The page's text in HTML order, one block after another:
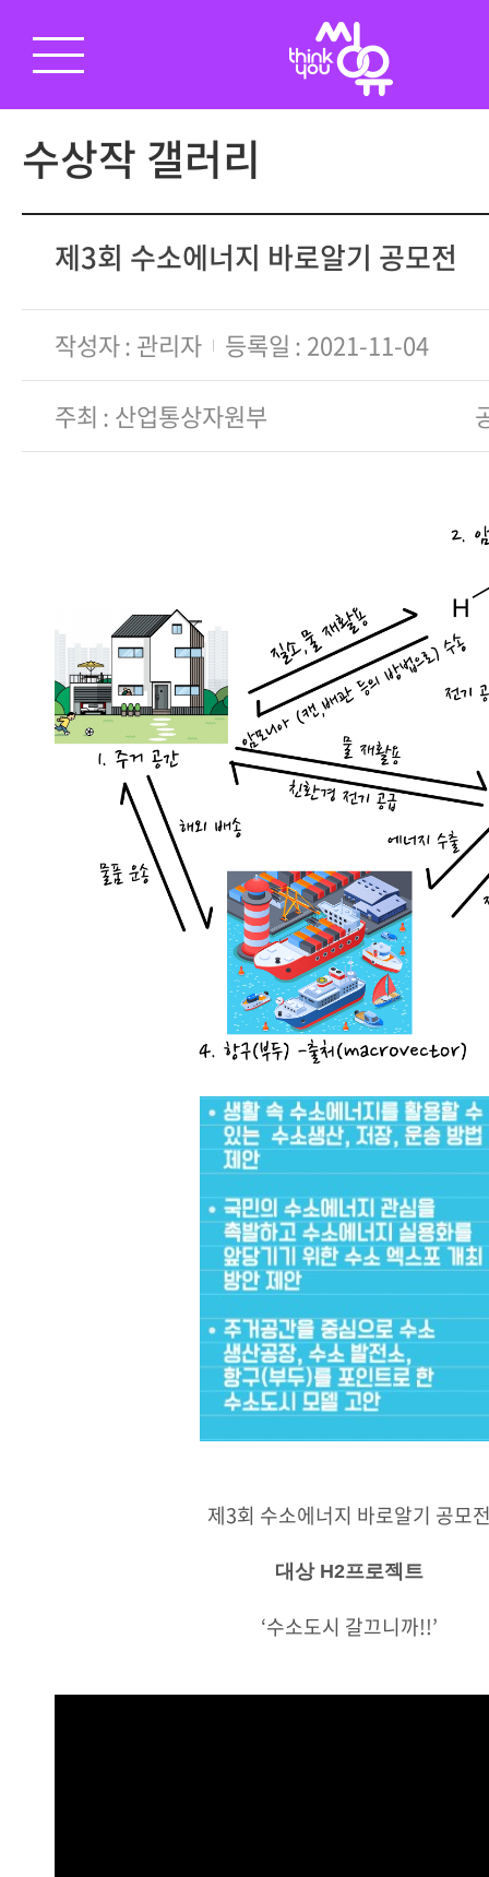
수상작 갤러리
제3회 수소에너지 바로알기 공모전
작성자 관리자 등록일 2021-11-04
주최 산업통상자원부
제3회 수소에너지 바로알기 공모
대상 H2프로젝트
‘수소도시 갈끄니까!!’